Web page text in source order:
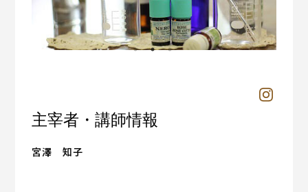
主宰者・講師情報
宮澤 知子